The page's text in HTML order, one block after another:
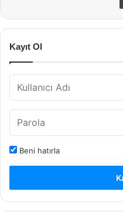
Kayıt Ol
Beni hatırla